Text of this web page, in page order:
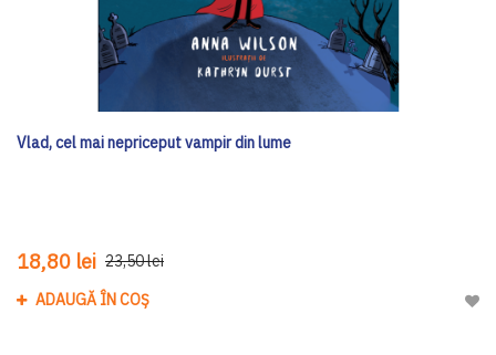
Vlad, cel mai nepriceput vampir din lume
18,80 lei 23,50 lei
ADAUGĂ ÎN COȘ